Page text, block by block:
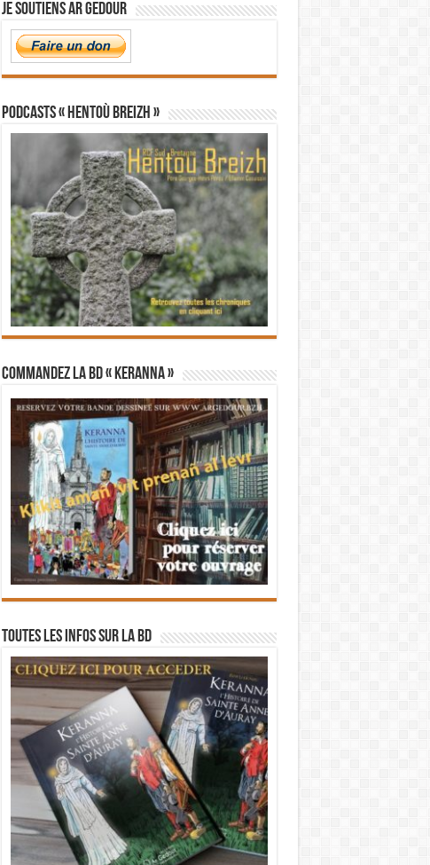
Je soutiens Ar Gedour
PODCASTS « Hentoù Breizh »
Commandez la BD « Keranna »
Toutes les infos sur la BD